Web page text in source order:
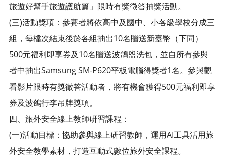
旅遊好幫手旅遊護航篇」限時有獎徵答抽獎活動。
(三)活動獎項：參賽者將依高中及國中、小各級學校分成三
組，每檔次結束後於各組抽出10名贈送新臺幣（下同）
500元福利即享券及10名贈送波鴿盥洗包，並自所有參與
者中抽出Samsung SM-P620平板電腦得獎者1名。參與觀
看影片限時有獎徵答活動者，將有機會獲得500元福利即享
券及波鴿行李吊牌獎項。
四、旅外安全線上教師研習課程：
(一)活動目標：協助參與線上研習教師，運用AI工具活用旅
外安全教學素材，打造互動式數位旅外安全課程。